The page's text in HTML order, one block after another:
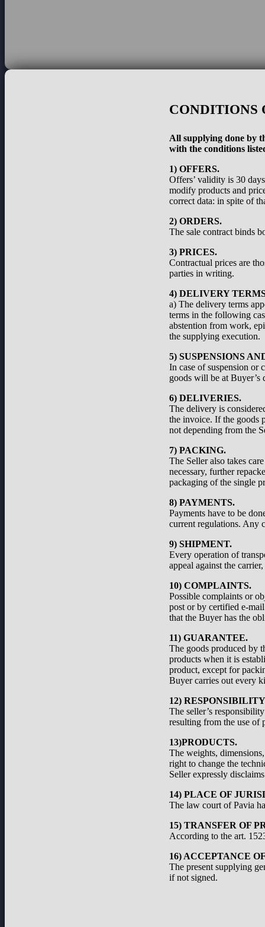
CONDITIONS
All supplying done by
with the conditions
1) OFFERS.
Offers’ validity is 30
modify products and
correct data: in spite of
2) ORDERS.
The sale contract binds
3) PRICES.
Contractual prices are
parties in writing.
4) DELIVERY
a) The delivery terms
terms in the following
abstention from work,
the supplying execution.
5) SUSPENSIONS
In case of suspension or
goods will be at Buyer’s
6) DELIVERIES.
The delivery is
the invoice. If the goods
not depending from the
7) PACKING.
The Seller also takes
necessary, further
packaging of the single
8) PAYMENTS.
Payments have to be
current regulations. Any
9) SHIPMENT.
Every operation of
appeal against the
10) COMPLAINTS.
Possible complaints or
post or by certified e-
that the Buyer has the
11) GUARANTEE.
The goods produced by
products when it is
product, except for
Buyer carries out every
12)
The seller’s
resulting from the use of
13)PRODUCTS.
The weights,
right to change the
Seller expressly
14) PLACE OF
The law court of Pavia
15) TRANSFER OF
According to the art.
16) ACCEPTANCE
The present supplying
if not signed.